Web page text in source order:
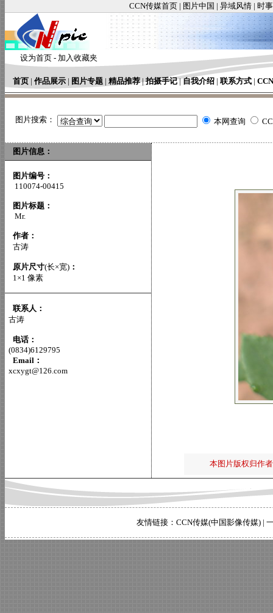
CCN传媒首页 | 图片中国 | 异域风情 | 时
设为首页 - 加入收藏夹
首页 | 作品展示 | 图片专题 | 精品推荐|拍摄手记|自我介绍 | 联系方式 |
图片搜索： 本网查询
图片信息：
图片编号：
110074-00415
图片标题：
Mr.
作者：
古涛
原片尺寸(长×宽) ：
1×1 像素
联系人：
古涛
电话：
(0834)6129795
Email：
xcxygt@126.com
本图片版权归作
友情链接： CCN传媒(中国影像传媒) |